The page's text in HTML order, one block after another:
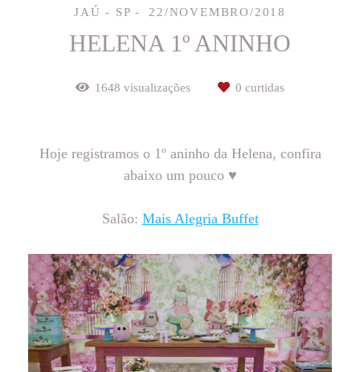
JAÚ - SP
22/NOVEMBRO/2018
HELENA 1º ANINHO
1648 visualizações 0 curtidas
Hoje registramos o 1º aninho da Helena, confira
abaixo um pouco ♥
Salão: Mais Alegria Buffet